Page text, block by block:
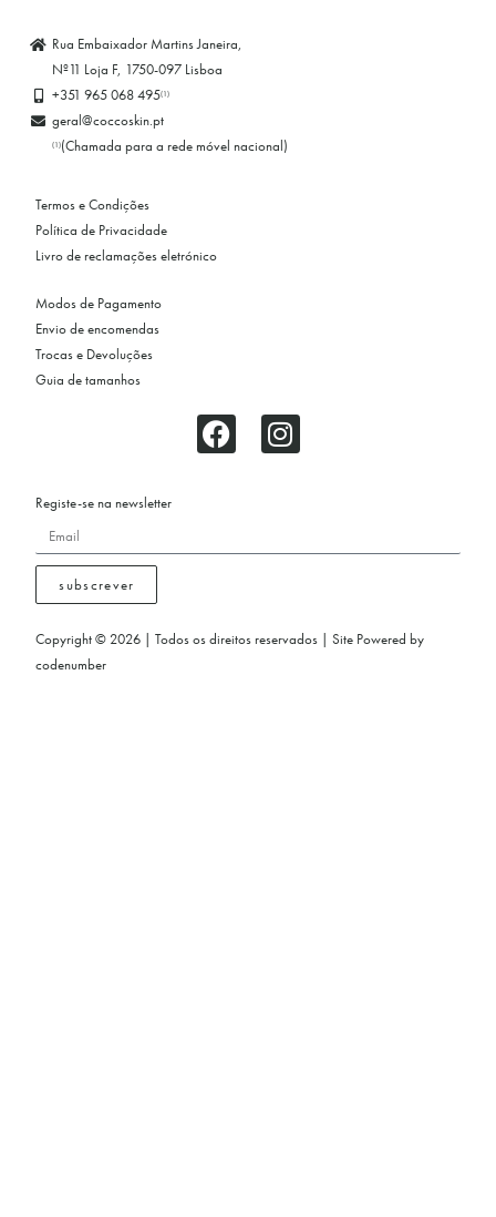
Rua Embaixador Martins Janeira,
Nº11 Loja F, 1750-097 Lisboa
+351 965 068 495(1)
geral@coccoskin.pt
(1)(Chamada para a rede móvel nacional)
Termos e Condições
Política de Privacidade
Livro de reclamações eletrónico
Modos de Pagamento
Envio de encomendas
Trocas e Devoluções
Guia de tamanhos
Registe-se na newsletter
subscrever
Copyright © 2026 | Todos os direitos reservados | Site Powered by
codenumber